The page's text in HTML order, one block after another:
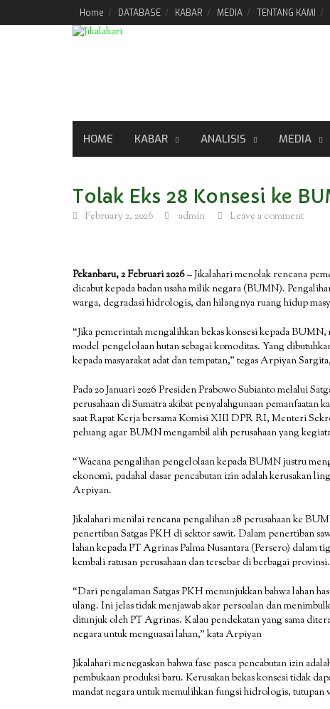
Home DATABASE KABAR MEDIA TENTANG KAMI
HOME KABAR ANALISIS MEDIA
Tolak Eks 28 Konsesi ke
February 2, 2026 admin Leave a comment
Pekanbaru, 2 Februari 2026– Jikalahari menolak rencana
dicabut kepada badan usaha milik negara (BUMN).
warga, degradasi hidrologis, dan hilangnya ruang hidup
“Jika pemerintah mengalihkan bekas konsesi kepada
model pengelolaan hutan sebagai komoditas. Yang
kepada masyarakat adat dan tempatan,” tegas Arpiyan
Pada 20 Januari 2026 Presiden Prabowo Subianto melalui
perusahaan di Sumatra akibat penyalahgunaan pemanfaatan
saat Rapat Kerja bersama Komisi XIII DPR RI, Menteri
peluang agar BUMN mengambil alih perusahaan yang
“Wacana pengalihan pengelolaan kepada BUMN justru
ekonomi, padahal dasar pencabutan izin adalah kerusakan
Arpiyan.
Jikalahari menilai rencana pengalihan 28 perusahaan ke
penertiban Satgas PKH di sektor sawit. Dalam penertiban
lahan kepada PT Agrinas Palma Nusantara (Persero) dalam
kembali ratusan perusahaan dan tersebar di berbagai provinsi.
“Dari pengalaman Satgas PKH menunjukkan bahwa lahan
ulang. Ini jelas tidak menjawab akar persoalan dan
ditunjuk oleh PT Agrinas. Kalau pendekatan yang sama
negara untuk menguasai lahan,” kata Arpiyan
Jikalahari menegaskan bahwa fase pasca pencabutan izin
pembukaan produksi baru. Kerusakan bekas konsesi tidak
mandat negara untuk memulihkan fungsi hidrologis, tutupan